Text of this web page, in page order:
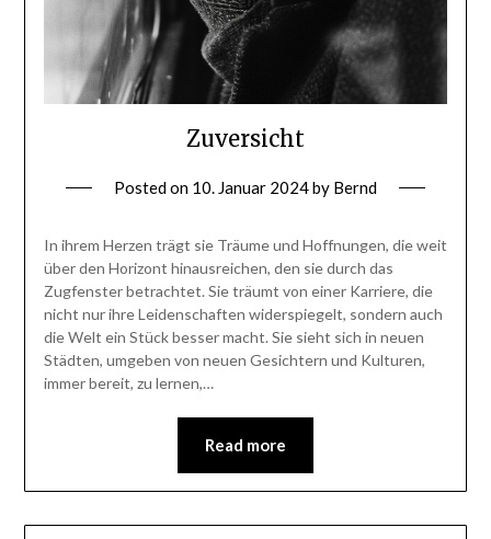
Zuversicht
Posted on 10. Januar 2024by Bernd
In ihrem Herzen trägt sie Träume und Hoffnungen, die weit
über den Horizont hinausreichen, den sie durch das
Zugfenster betrachtet. Sie träumt von einer Karriere, die
nicht nur ihre Leidenschaften widerspiegelt, sondern auch
die Welt ein Stück besser macht. Sie sieht sich in neuen
Städten, umgeben von neuen Gesichtern und Kulturen,
immer bereit, zu lernen,…
Read more